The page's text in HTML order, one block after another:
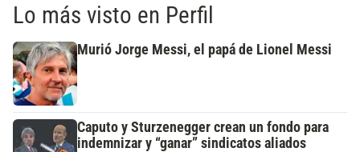
Lo más visto en Perfil
Murió Jorge Messi, el papá de Lionel Messi
Caputo y Sturzenegger crean un fondo para
indemnizar y “ganar” sindicatos aliados